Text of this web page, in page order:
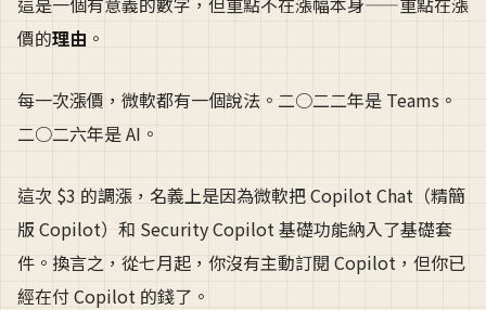
價的理由 。
每一次漲價，微軟都有一個說法。二○二二年是 Teams。
二○二六年是 AI。
這次 $3 的調漲，名義上是因為微軟把 Copilot Chat（精簡
版 Copilot）和 Security Copilot 基礎功能納入了基礎套
件。換言之，從七月起，你沒有主動訂閱 Copilot，但你已
經在付 Copilot 的錢了。